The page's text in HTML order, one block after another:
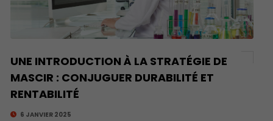
UNE INTRODUCTION À LA STRATÉGIE DE
MASCIR : CONJUGUER DURABILITÉ ET
RENTABILITÉ
6 JANVIER 2025